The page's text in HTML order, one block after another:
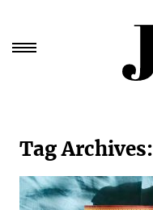
за:Tag Archives: